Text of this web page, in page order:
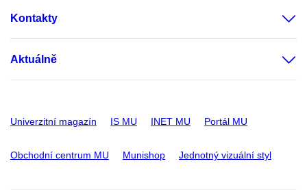
Kontakty
Aktuálně
Univerzitní magazín IS MU INET MU Portál MU
Obchodní centrum MU Munishop Jednotný vizuální styl